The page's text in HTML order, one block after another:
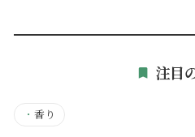
注目
・ 香り